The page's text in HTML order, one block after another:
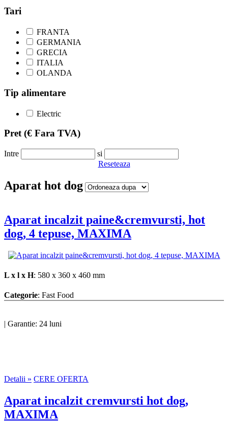
Tari
FRANTA
GERMANIA
GRECIA
ITALIA
OLANDA
Tip alimentare
Electric
Pret(€ Fara TVA)
Intre
si
Reseteaza
Aparat hot dog
Aparat incalzit paine&cremvursti, hot
dog, 4 tepuse, MAXIMA
L x l x H: 580 x 360 x 460 mm
Categorie: Fast Food
| Garantie: 24 luni
Detalii » CERE OFERTA
Aparat incalzit cremvursti hot dog,
MAXIMA